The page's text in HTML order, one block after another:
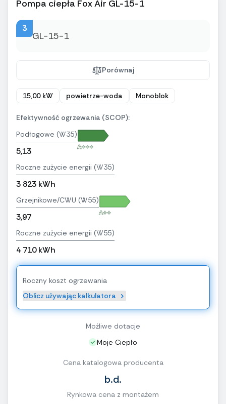
Pompa ciepła Fox Air GL-15-1
3
Porównaj
15,00 kW powietrze-woda Monoblok
Efektywność ogrzewania (SCOP):
Podłogowe (W35)
5,13 A+++
Roczne zużycie energii (W35)
3 823 kWh
Grzejnikowe/CWU (W55)
3,97 A++
Roczne zużycie energii (W55)
4 710 kWh
Roczny koszt ogrzewania
Oblicz używając kalkulatora
Możliwe dotacje
Moje Ciepło
Cena katalogowa producenta
b.d.
Rynkowa cena z montażem